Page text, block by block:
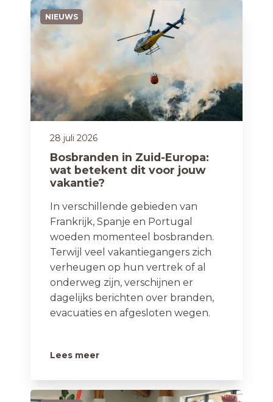
NIEUWS
28 juli 2026
Bosbranden in Zuid-Europa:
wat betekent dit voor jouw
vakantie?
In verschillende gebieden van
Frankrijk, Spanje en Portugal
woeden momenteel bosbranden.
Terwijl veel vakantiegangers zich
verheugen op hun vertrek of al
onderweg zijn, verschijnen er
dagelijks berichten over branden,
evacuaties en afgesloten wegen.
Lees meer